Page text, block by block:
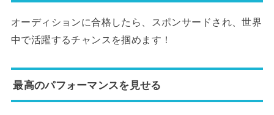
オーディションに合格したら、スポンサードされ、世界
中で活躍するチャンスを掴めます！
最高のパフォーマンスを見せる